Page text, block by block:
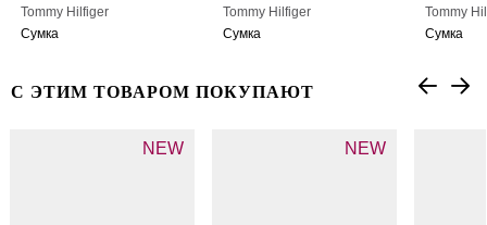
Tommy Hilfiger
Сумка
Tommy Hilfiger
Сумка
Tommy
Сумка
С ЭТИМ ТОВАРОМ ПОКУПАЮТ
NEW NEW